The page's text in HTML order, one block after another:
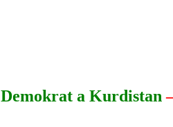
Demokrat a Kurdistan